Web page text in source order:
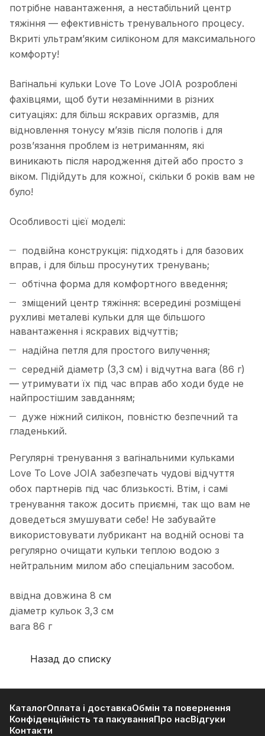
потрібне навантаження, а нестабільний центр
тяжіння — ефективність тренувального процесу.
Вкриті ультрам’яким силіконом для максимального
комфорту!
Вагінальні кульки Love To Love JOIA розроблені
фахівцями, щоб бути незамінними в різних
ситуаціях: для більш яскравих оргазмів, для
відновлення тонусу м’язів після пологів і для
розв’язання проблем із нетриманням, які
виникають після народження дітей або просто з
віком. Підійдуть для кожної, скільки б років вам не
було!
Особливості цієї моделі:
подвійна конструкція: підходять і для базових
вправ, і для більш просунутих тренувань;
обтічна форма для комфортного введення;
зміщений центр тяжіння: всередині розміщені
рухливі металеві кульки для ще більшого
навантаження і яскравих відчуттів;
надійна петля для простого вилучення;
середній діаметр (3,3 см) і відчутна вага (86 г)
— утримувати їх під час вправ або ходи буде не
найпростішим завданням;
дуже ніжний силікон, повністю безпечний та
гладенький.
Регулярні тренування з вагінальними кульками
Love To Love JOIA забезпечать чудові відчуття
обох партнерів під час близькості. Втім, і самі
тренування також досить приємні, так що вам не
доведеться змушувати себе! Не забувайте
використовувати лубрикант на водній основі та
регулярно очищати кульки теплою водою з
нейтральним милом або спеціальним засобом.
ввідна довжина 8 см
діаметр кульок 3,3 см
вага 86 г
Назад до списку
КаталогОплата і доставкаОбмін та повернення
Конфіденційність та пакуванняПро насВідгуки
Контакти